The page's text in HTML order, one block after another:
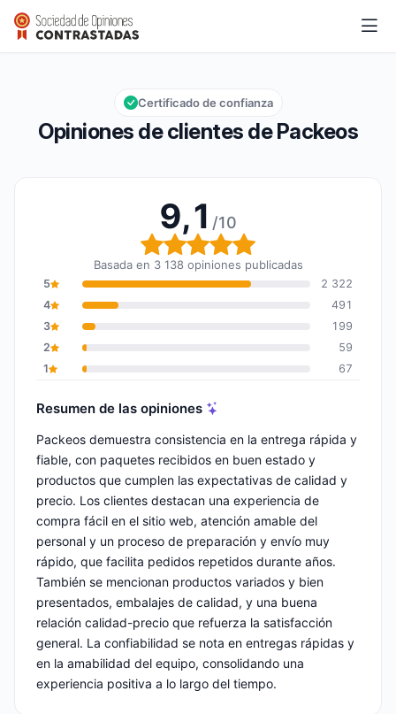
Packeos
Calificación global: 9,1 de 10
9,1/10
Opiniones de clientes de Packeos
Certificado de confianza
9,1 /10
Calificación global: 9,1
Basada en 3 138 opiniones publicadas
5
2 322
4
491
3
199
2
59
1
67
Resumen de las opiniones
Packeos demuestra consistencia en la entrega rápida y
fiable, con paquetes recibidos en buen estado y
productos que cumplen las expectativas de calidad y
precio. Los clientes destacan una experiencia de
compra fácil en el sitio web, atención amable del
personal y un proceso de preparación y envío muy
rápido, que facilita pedidos repetidos durante años.
También se mencionan productos variados y bien
presentados, embalajes de calidad, y una buena
relación calidad-precio que refuerza la satisfacción
general. La confiabilidad se nota en entregas rápidas y
en la amabilidad del equipo, consolidando una
experiencia positiva a lo largo del tiempo.